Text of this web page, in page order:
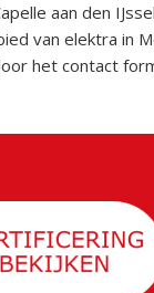
aan den
van elektra in
het contact